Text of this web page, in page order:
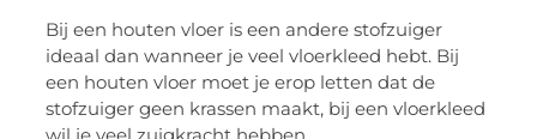
Bij een houten vloer is een andere stofzuiger
ideaal dan wanneer je veel vloerkleed hebt. Bij
een houten vloer moet je erop letten dat de
stofzuiger geen krassen maakt, bij een vloerkleed